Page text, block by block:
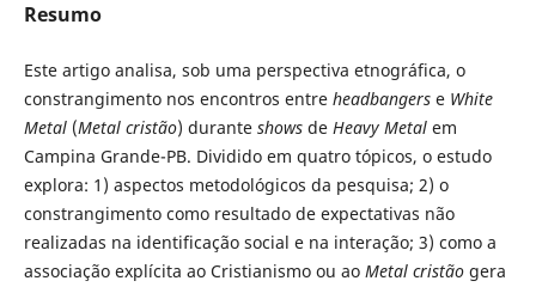
Resumo
Este artigo analisa, sob uma perspectiva etnográfica, o
constrangimento nos encontros entre headbangerse White
Metal(Metal cristão) durante showsde Heavy Metalem
Campina Grande-PB. Dividido em quatro tópicos, o estudo
explora: 1) aspectos metodológicos da pesquisa; 2) o
constrangimento como resultado de expectativas não
realizadas na identificação social e na interação; 3) como a
associação explícita ao Cristianismo ou ao Metal cristãogera